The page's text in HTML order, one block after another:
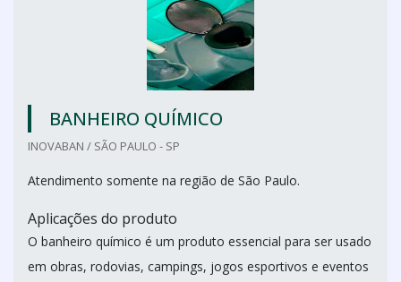
BANHEIRO QUÍMICO
INOVABAN / SÃO PAULO - SP
Atendimento somente na região de São Paulo.
Aplicações do produto
O banheiro químico é um produto essencial para ser usado
em obras, rodovias, campings, jogos esportivos e eventos